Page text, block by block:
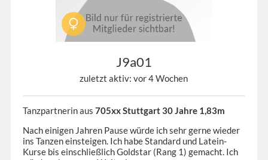
J9a01
zuletzt aktiv: vor 4 Wochen
Tanzpartnerin aus 705xx Stuttgart 30 Jahre 1,83m
Nach einigen Jahren Pause würde ich sehr gerne wieder
ins Tanzen einsteigen. Ich habe Standard und Latein-
Kurse bis einschließlich Goldstar (Rang 1) gemacht. Ich